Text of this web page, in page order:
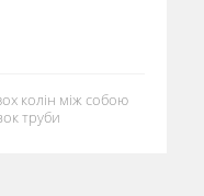
колін між собою
труби